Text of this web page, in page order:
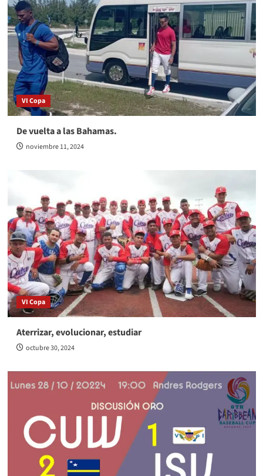
VI Copa
De vuelta a las Bahamas.
noviembre 11, 2024
VI Copa
Aterrizar, evolucionar, estudiar
octubre 30, 2024